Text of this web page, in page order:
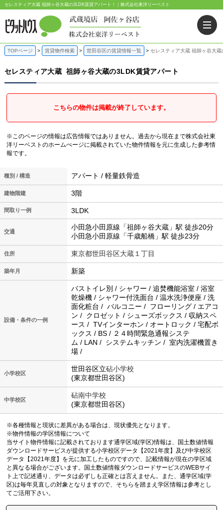
セレスティア大蔵 祖師ヶ谷大蔵の3LDK賃貸アパート！｜株式会社東洋リーベスト
TOPページ 賃貸物件検索 世田谷区の賃貸情報一覧 セレスティア大蔵 祖師ヶ谷大
セレスティア大蔵 祖師ヶ谷大蔵の3LDK賃貸アパート
こちらの物件は掲載が終了しています。
※このページの情報は広告情報ではありません。過去から現在まで株式会社東
洋リーベストのホームぺージに掲載されていた物件情報を元に生成した参考情
報です。
種別 / 構造 アパート / 軽量鉄骨造
建物階建 3階
間取り一例 3LDK
交通
小田急小田原線「祖師ヶ谷大蔵」駅 徒歩20分
小田急小田原線「千歳船橋」駅 徒歩23分
住所 東京都世田谷区大蔵１丁目
築年月 新築
設備・条件の一例
バストイレ別 / シャワー / 追焚機能浴室 / 浴室
乾燥機 / シャワー付洗面台 / 温水洗浄便座 / 洗
面化粧台 / バルコニー / フローリング / エアコ
ン / クロゼット / シューズボックス / 収納スペ
ース / TVインターホン / オートロック / 宅配ボ
ックス / BS / ２４時間緊急通報システ
ム / LAN / システムキッチン / 室内洗濯機置き
場 /
小学校区
世田谷区立砧小学校
(東京都世田谷区)
中学校区
砧南中学校
(東京都世田谷区)
※各種情報と現状に差異がある場合は、現状優先となります。
※物件情報の学区情報について
当サイト物件情報に記載されております通学区域(学区)情報は、国土数値情報
ダウンロードサービスが提供する小学校区データ【2021年度】及び中学校区
データ【2021年度】を元に加工したものですので、記載情報が現在の学区域
と異なる場合がございます。国土数値情報ダウンロードサービスのWEBサイ
ト上で記述通り、データは必ずしも正確とは言えません。また、通学区域(学
区)は毎年見直しの対象となりますので、そちらを踏まえ学区情報は参考とし
てご活用下さい。